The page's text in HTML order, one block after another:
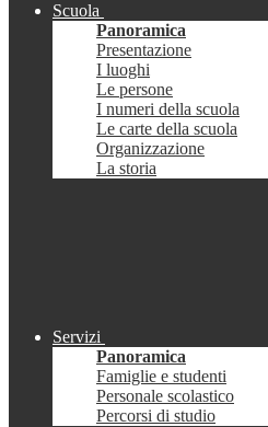
Scuola
Panoramica
Presentazione
I luoghi
Le persone
I numeri della scuola
Le carte della scuola
Organizzazione
La storia
Servizi
Panoramica
Famiglie e studenti
Personale scolastico
Percorsi di studio